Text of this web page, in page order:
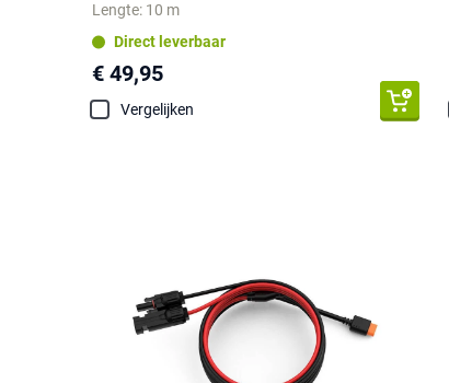
Lengte: 10 m
Direct leverbaar
€ 49,95
Vergelijken